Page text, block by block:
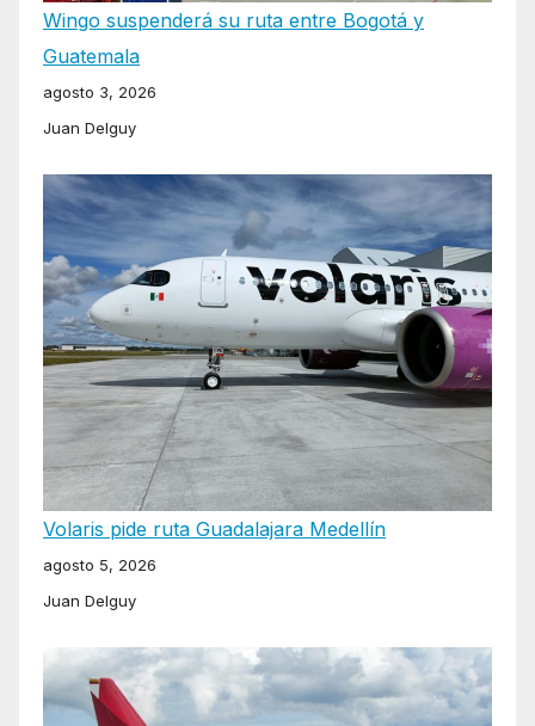
Wingo suspenderá su ruta entre Bogotá y
Guatemala
agosto 3, 2026
Juan Delguy
Volaris pide ruta Guadalajara Medellín
agosto 5, 2026
Juan Delguy